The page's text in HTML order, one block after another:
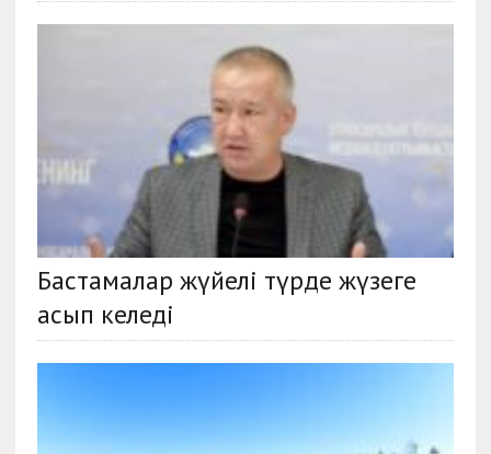
Бастамалар жүйелі түрде жүзеге
асып келеді